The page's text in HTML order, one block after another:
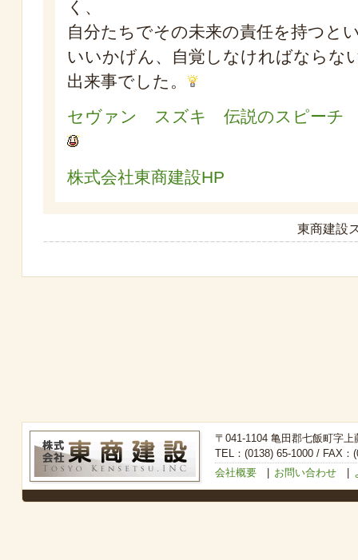
く、
自分たちでその未来の責任を持つと
いいかげん、自覚しなければならな
出来事でした。
セヴァン スズキ 伝説のスピーチ
株式会社東商建設HP
東商建設
〒041-1104 亀田郡七飯町字上
TEL：(0138) 65-1000 / FAX：
会社概要| お問い合わせ|